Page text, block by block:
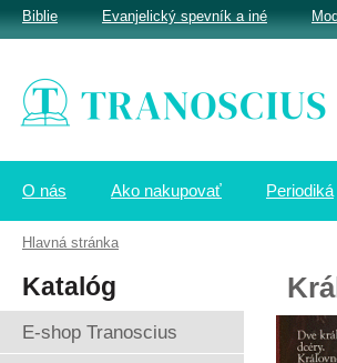
O nás Ako nakupovať Periodiká
Katalóg
E-shop Tranoscius
Biblie Evanjelický spevník a iné
Hlavná stránka